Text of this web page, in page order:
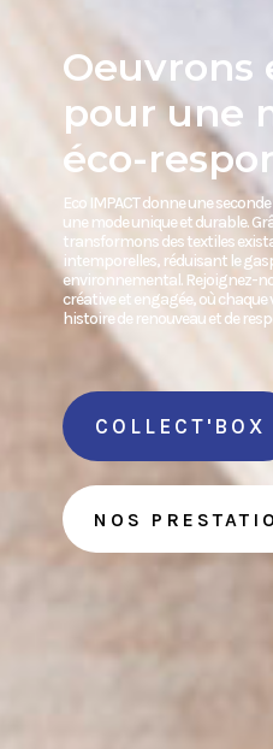
Oeuvrons
pour une
éco-
Eco IMPACT donne une
une mode unique et durable.
transformons des textiles
intemporelles, réduisant le
environnemental. Rejoignez-
créative et engagée, où
histoire de renouveau et de
COLLECT'BOX
NOS